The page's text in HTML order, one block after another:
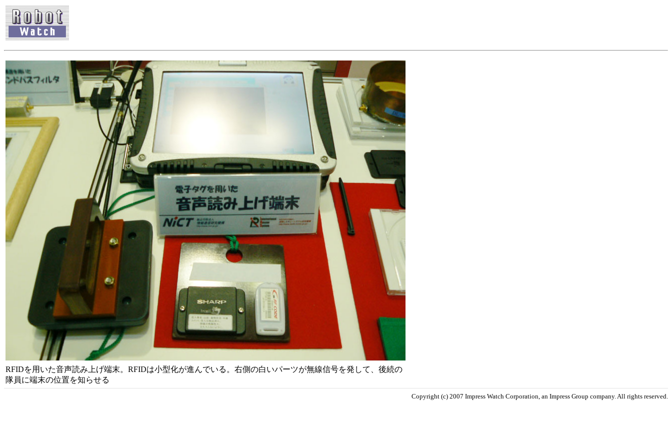
RFIDを用いた音声読み上げ端末。RFIDは小型化が進んでいる。右側の白いパーツが無線信号を発して、後続の
隊員に端末の位置を知らせる
Copyright (c) 2007 Impress Watch Corporation, an Impress Group company. All rights reserved.